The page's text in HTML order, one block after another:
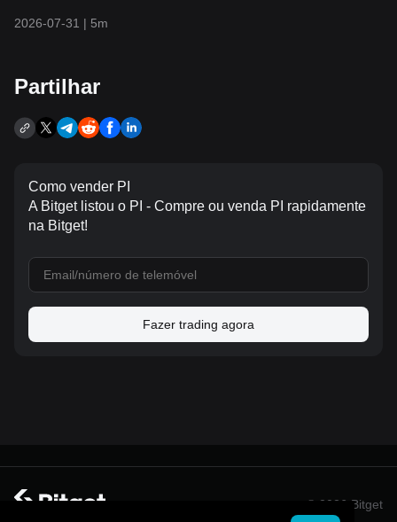
2026-07-31 | 5m
Partilhar
Como vender PI
A Bitget listou o PI - Compre ou venda PI rapidamente
na Bitget!
Fazer trading agora
© 2026 Bitget